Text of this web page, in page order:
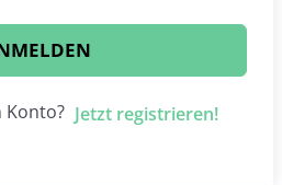
Konto? Jetzt registrieren!